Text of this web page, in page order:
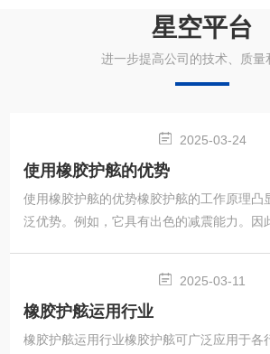
星空平台
进一步提高公司的技术、质量
2025-03-24
使用橡胶护舷的优势
使用橡胶护舷的优势橡胶护舷的工作原理凸
泛优势。例如，它具有出色的减震能力。因
2025-03-11
橡胶护舷运用行业
橡胶护舷运用行业橡胶护舷可广泛应用于各